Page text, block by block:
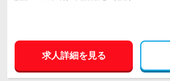
求人詳細を見る